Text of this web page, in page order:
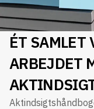
ÉT
ARBEJDET